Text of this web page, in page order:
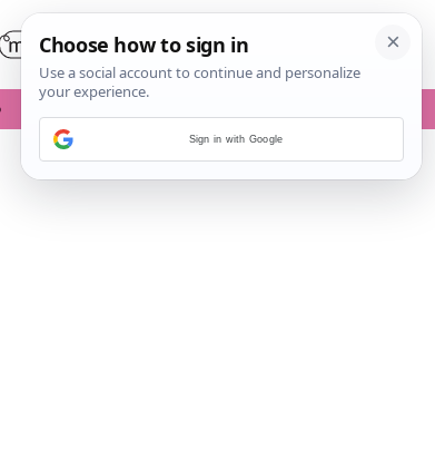
Sign in with Google